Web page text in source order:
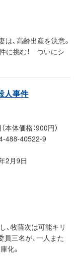
、高齢出産を決意。
に挑む！ ついにシ
人事件
本体価格：900円）
488-40522-9
2月9日
、牧薩次は可能キリ
員三名が、一人また
化。